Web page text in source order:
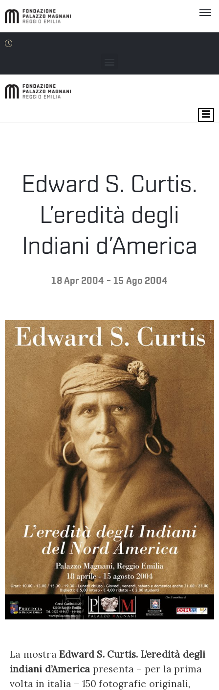
FONDAZIONE
PRESS
SHOP
Edward S. Curtis.
L’eredità degli
Indiani d’America
18 Apr 2004 -15 Ago 2004
La mostra Edward S. Curtis. L’eredità degli
indiani d’America presenta – per la prima
volta in italia – 150 fotografie originali,